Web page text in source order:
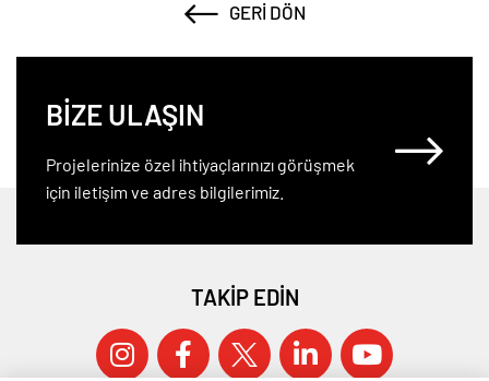
GERI DÖN
BİZE ULAŞIN
Projelerinize özel ihtiyaçlarınızı görüşmek
için iletişim ve adres bilgilerimiz.
TAKİP EDİN